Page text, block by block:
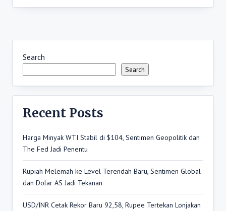
Search
Search
Recent Posts
Harga Minyak WTI Stabil di $104, Sentimen Geopolitik dan
The Fed Jadi Penentu
Rupiah Melemah ke Level Terendah Baru, Sentimen Global
dan Dolar AS Jadi Tekanan
USD/INR Cetak Rekor Baru 92,58, Rupee Tertekan Lonjakan